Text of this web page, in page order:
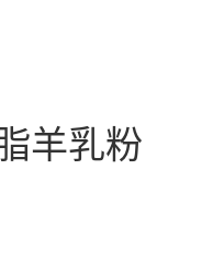
羊乳粉